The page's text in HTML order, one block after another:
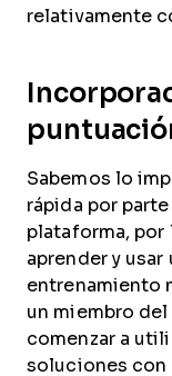
relativamente
Sabemos lo
rápida por
plataforma, por
aprender y usar
entrenamiento
un miembro
comenzar a
soluciones con